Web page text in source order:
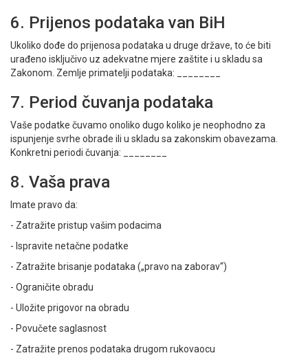
6. Prijenos podataka van BiH
Ukoliko dođe do prijenosa podataka u druge države, to će biti
urađeno isključivo uz adekvatne mjere zaštite i u skladu sa
Zakonom. Zemlje primatelji podataka: ________
7. Period čuvanja podataka
Vaše podatke čuvamo onoliko dugo koliko je neophodno za
ispunjenje svrhe obrade ili u skladu sa zakonskim obavezama.
Konkretni periodi čuvanja: ________
8. Vaša prava
Imate pravo da:
- Zatražite pristup vašim podacima
- Ispravite netačne podatke
- Zatražite brisanje podataka („pravo na zaborav“)
- Ograničite obradu
- Uložite prigovor na obradu
- Povučete saglasnost
- Zatražite prenos podataka drugom rukovaocu